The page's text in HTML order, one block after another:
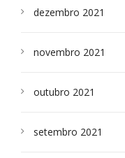
dezembro 2021
novembro 2021
outubro 2021
setembro 2021